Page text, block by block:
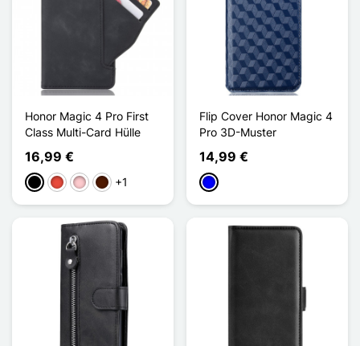
Honor Magic 4 Pro First
Class Multi-Card Hülle
16,99 €
Schwarz
Rot PinkDunkelbraun
+1
Flip Cover Honor Magic 4
Pro 3D-Muster
14,99 €
Blau